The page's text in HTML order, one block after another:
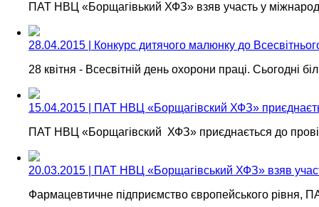
ПАТ НВЦ «Борщагівький ХФЗ» взяв участь у
28.04.2015 | Конкурс дитячого малюнку до
28 квітня - Всесвітній день охорони праці. Сьогодні
15.04.2015 | ПАТ НВЦ «Борщагівский ХФЗ»
ПАТ НВЦ «Борщагівский ХФЗ» приєднається до
20.03.2015 | ПАТ НВЦ «Борщагівський ХФЗ» взяв
Фармацевтичне підприємство європейського рівня,